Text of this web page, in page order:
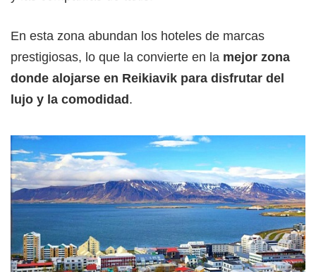
En esta zona abundan los hoteles de marcas
prestigiosas, lo que la convierte en la mejor zona
donde alojarse en Reikiavik para disfrutar del
lujo y la comodidad.